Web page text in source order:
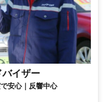
バイザー
安心｜反響中心